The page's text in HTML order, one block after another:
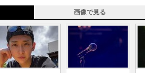
画像で見る